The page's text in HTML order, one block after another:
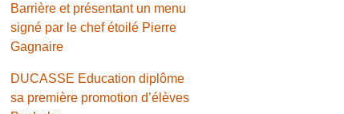
Barrière et présentant un menu
signé par le chef étoilé Pierre
Gagnaire
DUCASSE Education diplôme
sa première promotion d’élèves